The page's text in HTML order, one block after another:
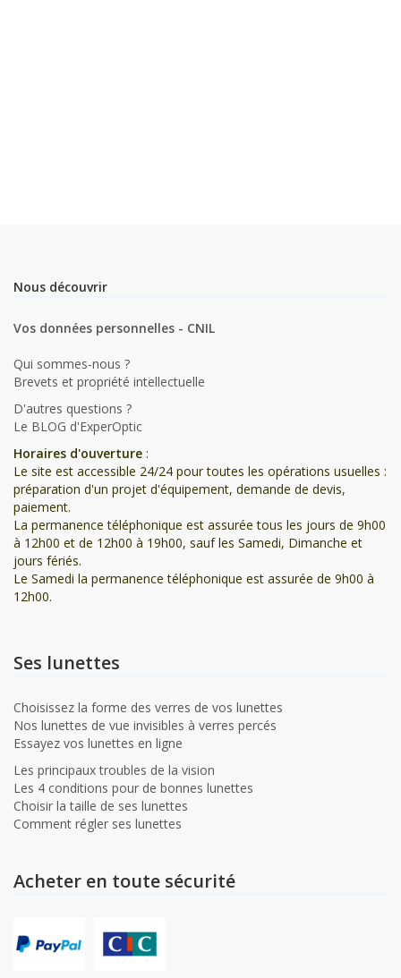
Nous découvrir
Vos données personnelles - CNIL
Qui sommes-nous ?
Brevets et propriété intellectuelle
D'autres questions ?
Le BLOG d'ExperOptic
Horaires d'ouverture :
Le site est accessible 24/24 pour toutes les opérations usuelles :
préparation d'un projet d'équipement, demande de devis,
paiement.
La permanence téléphonique est assurée tous les jours de 9h00
à 12h00 et de 12h00 à 19h00, sauf les Samedi, Dimanche et
jours fériés.
Le Samedi la permanence téléphonique est assurée de 9h00 à
12h00.
Ses lunettes
Choisissez la forme des verres de vos lunettes
Nos lunettes de vue invisibles à verres percés
Essayez vos lunettes en ligne
Les principaux troubles de la vision
Les 4 conditions pour de bonnes lunettes
Choisir la taille de ses lunettes
Comment régler ses lunettes
Acheter en toute sécurité